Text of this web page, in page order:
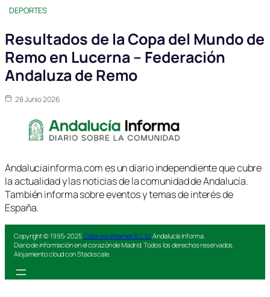
DEPORTES
Resultados de la Copa del Mundo de
Remo en Lucerna – Federación
Andaluza de Remo
28 Junio 2026
Andaluciainforma.com es un diario independiente que cubre
la actualidad y las noticias de la comunidad de Andalucía.
También informa sobre eventos y temas de interés de
España.
Copyright © 1995-2025Colorvivo Internet S.L.U. Andalucía Informa.
Diario de información en el corazón de Madrid. Todos los derechos reservados.
Alojamiento cloud con Stackscale.